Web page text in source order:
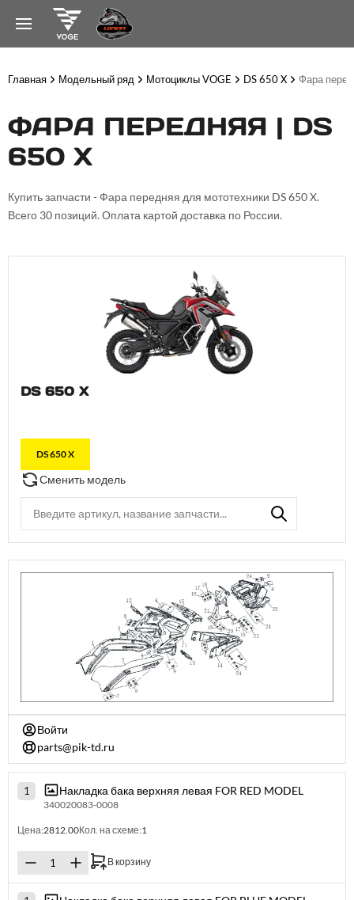
Главная Модельный ряд Мотоциклы VOGE DS 650 X Фара
ФАРА ПЕРЕДНЯЯ | DS
650 X
Купить запчасти - Фара передняя для мототехники DS 650 X.
Всего 30 позиций. Оплата картой доставка по России.
DS 650 X
DS 650 X
Сменить модель
Войти
parts@pik-td.ru
1 Накладка бака верхняя левая FOR RED MODEL
340020083-0008
Цена:2812.00Кол. на схеме:1
В корзину